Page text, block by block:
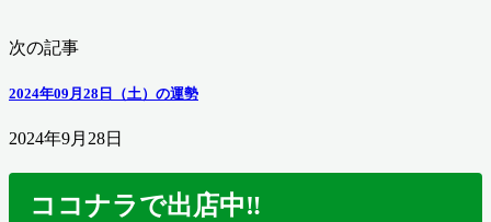
次の記事
2024年09月28日（土）の運勢
2024年9月28日
ココナラで出店中‼️